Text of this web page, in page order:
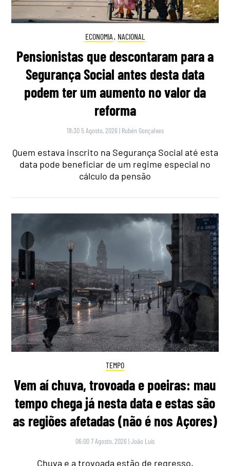
ECONOMIA , NACIONAL
Pensionistas que descontaram para a
Segurança Social antes desta data
podem ter um aumento no valor da
reforma
18:30 5 Agosto, 2026 | Rubén Gonçalves
Quem estava inscrito na Segurança Social até esta
data pode beneficiar de um regime especial no
cálculo da pensão
TEMPO
Vem aí chuva, trovoada e poeiras: mau
tempo chega já nesta data e estas são
as regiões afetadas (não é nos Açores)
06:00 7 Agosto, 2026 |João Luís
Chuva e a trovoada estão de regresso,